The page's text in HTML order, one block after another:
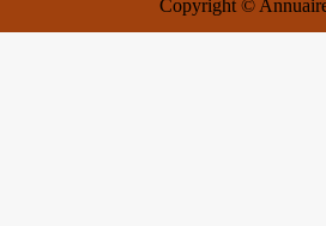
Copyright ©